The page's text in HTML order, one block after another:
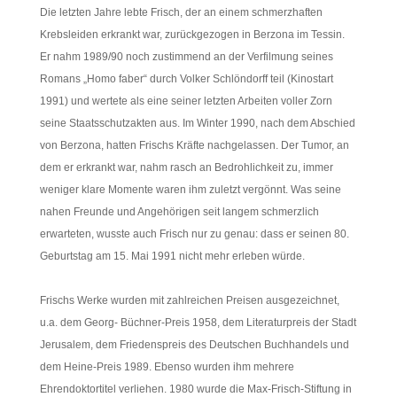
Die letzten Jahre lebte Frisch, der an einem schmerzhaften
Krebsleiden erkrankt war, zurückgezogen in Berzona im Tessin.
Er nahm 1989/90 noch zustimmend an der Verfilmung seines
Romans „Homo faber“ durch Volker Schlöndorff teil (Kinostart
1991) und wertete als eine seiner letzten Arbeiten voller Zorn
seine Staatsschutzakten aus. Im Winter 1990, nach dem Abschied
von Berzona, hatten Frischs Kräfte nachgelassen. Der Tumor, an
dem er erkrankt war, nahm rasch an Bedrohlichkeit zu, immer
weniger klare Momente waren ihm zuletzt vergönnt. Was seine
nahen Freunde und Angehörigen seit langem schmerzlich
erwarteten, wusste auch Frisch nur zu genau: dass er seinen 80.
Geburtstag am 15. Mai 1991 nicht mehr erleben würde.
Frischs Werke wurden mit zahlreichen Preisen ausgezeichnet,
u.a. dem Georg- Büchner-Preis 1958, dem Literaturpreis der Stadt
Jerusalem, dem Friedenspreis des Deutschen Buchhandels und
dem Heine-Preis 1989. Ebenso wurden ihm mehrere
Ehrendoktortitel verliehen. 1980 wurde die Max-Frisch-Stiftung in